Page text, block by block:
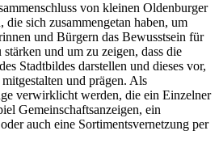
von kleinen Oldenburger
sich zusammengetan haben, um
und Bürgern das Bewusstsein für
und um zu zeigen, dass die
Stadtbildes darstellen und dieses vor,
und prägen. Als
verwirklicht werden, die ein Einzelner
Gemeinschaftsanzeigen, ein
auch eine Sortimentsvernetzung per